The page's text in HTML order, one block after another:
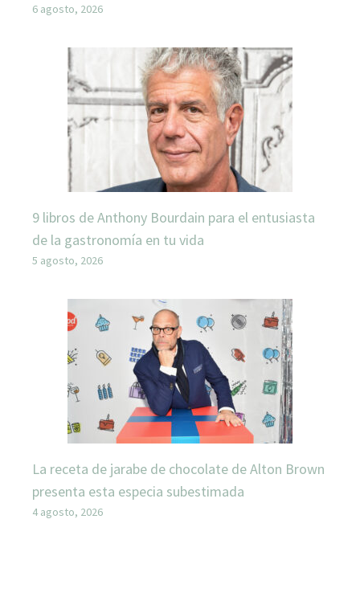
6 agosto, 2026
9 libros de Anthony Bourdain para el entusiasta
de la gastronomía en tu vida
5 agosto, 2026
La receta de jarabe de chocolate de Alton Brown
presenta esta especia subestimada
4 agosto, 2026